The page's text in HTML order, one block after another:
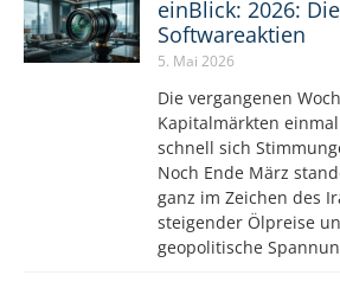
einBlick: 2026:
Softwareaktien
5. Mai 2026
Die vergangenen
Kapitalmärkten
schnell sich
Noch Ende März
ganz im Zeichen des
steigender Ölpreise
geopolitische